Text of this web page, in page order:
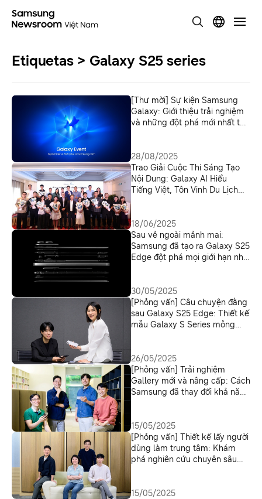
Etiquetas > Galaxy S25 series
[Thư mời] Sự kiện Samsung
Galaxy: Giới thiệu trải nghiệm
và những đột phá mới nhất từ
28/08/2025
Trao Giải Cuộc Thi Sáng Tạo
Nội Dung: Galaxy AI Hiểu
Tiếng Việt, Tôn Vinh Du Lịch
18/06/2025
Sau vẻ ngoài mảnh mai:
Samsung đã tạo ra Galaxy S25
Edge đột phá mọi giới hạn như
30/05/2025
[Phỏng vấn] Câu chuyện đằng
sau Galaxy S25 Edge: Thiết kế
mẫu Galaxy S Series mỏng
26/05/2025
[Phỏng vấn] Trải nghiệm
Gallery mới và nâng cấp: Cách
Samsung đã thay đổi khả năng
15/05/2025
[Phỏng vấn] Thiết kế lấy người
dùng làm trung tâm: Khám
phá nghiên cứu chuyên sâu
15/05/2025